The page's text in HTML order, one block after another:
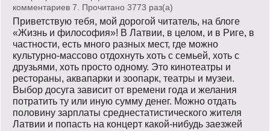
комментариев 7. Прочитано 3773 раз(a)
Приветствую тебя, мой дорогой читатель, на блоге
«Жизнь и философия»! В Латвии, в целом, и в Риге, в
частности, есть много разных мест, где можно
культурно-массово отдохнуть хоть с семьей, хоть с
друзьями, хоть просто одному. Это кинотеатры и
рестораны, аквапарки и зоопарк, театры и музеи.
Выбор досуга зависит от времени года и желания
потратить ту или иную сумму денег. Можно отдать
половину зарплаты среднестатистического жителя
Латвии и попасть на концерт какой-нибудь заезжей